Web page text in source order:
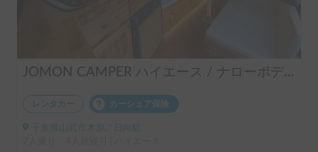
JOMON CAMPER ハイエース / ナローボディーで運転しやすい / 快適設備 / 4人就寝 / 6人掛けパーティーモードテーブル / エアコン＆ヒーター / バーベキュー用品＆キャンプ用品貸出あり / ペット可 / 成田空港送迎無料 / 羽田空港送迎(要相談) / 車両の無料保管 / 英語対応あり / 長期レンタル最大40%OFF♡
レンタカー カーシェア保険
千葉県山武市木原, ' 日向駅